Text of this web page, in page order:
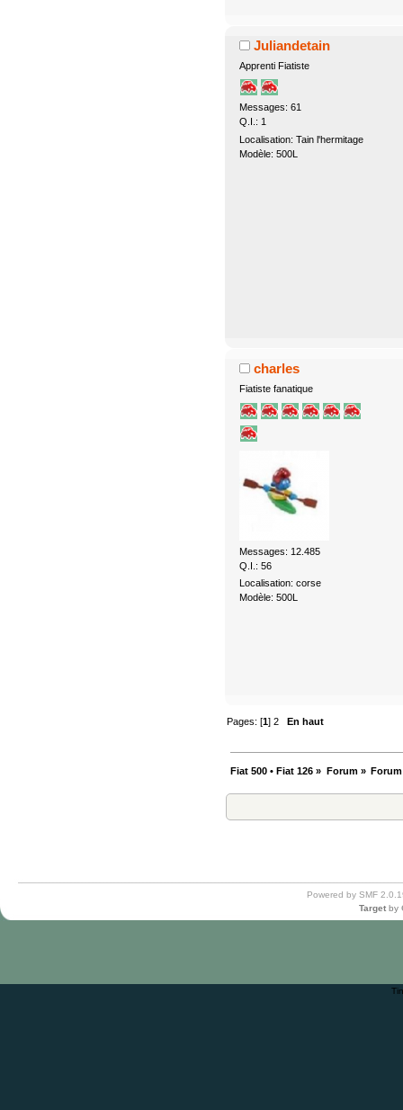
Juliandetain
Apprenti Fiatiste
Messages: 61
Q.I.: 1
Localisation: Tain l'hermitage
Modèle: 500L
charles
Fiatiste fanatique
Messages: 12.485
Q.I.: 56
Localisation: corse
Modèle: 500L
Pages: [1]2 En haut
Fiat 500 • Fiat 126 » Forum»
Powered by SMF
Target by